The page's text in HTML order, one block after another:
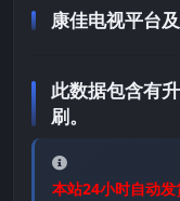
康佳电视平台
此数据包含有
刷。
本站24小时自动